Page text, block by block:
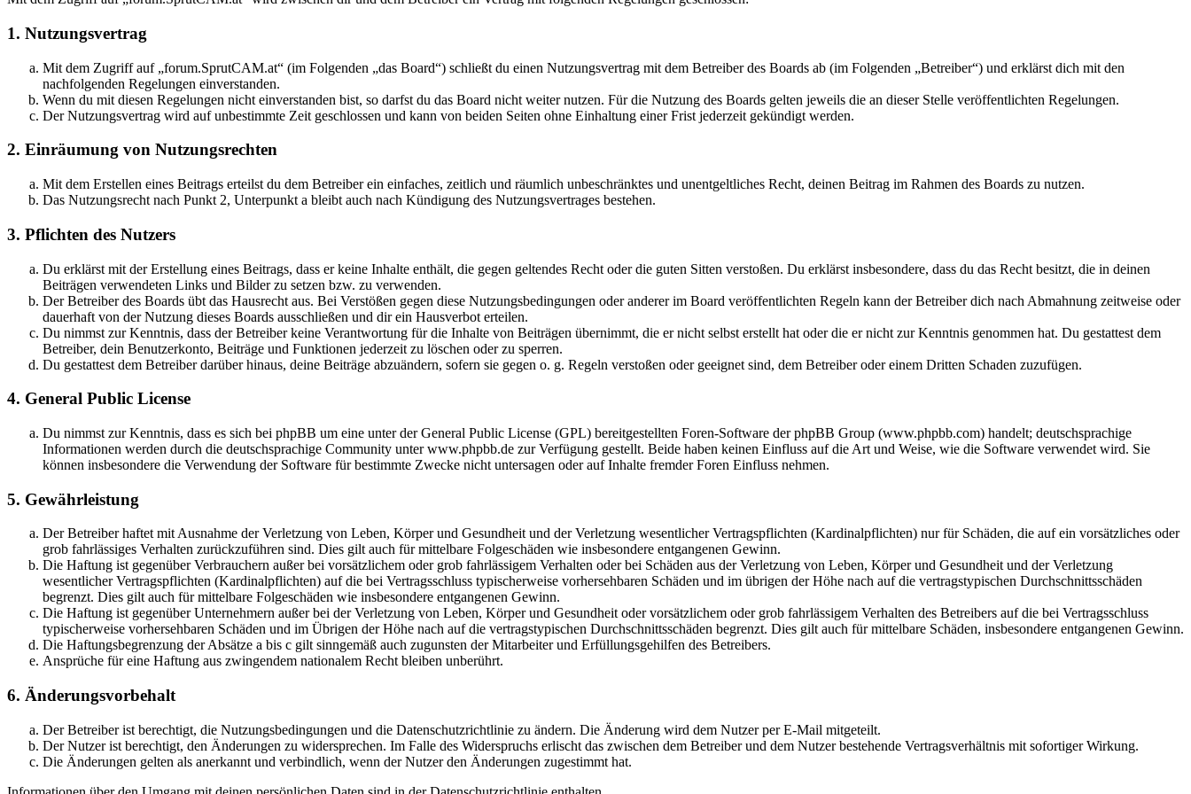
1. Nutzungsvertrag
Mit dem Zugriff auf „forum.SprutCAM.at“ (im Folgenden „das Board“) schließt du einen Nutzungsvertrag mit dem Betreiber des Boards ab (im Folgenden „Betreiber“) und erklärst dich mit den
nachfolgenden Regelungen einverstanden.
Wenn du mit diesen Regelungen nicht einverstanden bist, so darfst du das Board nicht weiter nutzen. Für die Nutzung des Boards gelten jeweils die an dieser Stelle veröffentlichten Regelungen.
Der Nutzungsvertrag wird auf unbestimmte Zeit geschlossen und kann von beiden Seiten ohne Einhaltung einer Frist jederzeit gekündigt werden.
2. Einräumung von Nutzungsrechten
Mit dem Erstellen eines Beitrags erteilst du dem Betreiber ein einfaches, zeitlich und räumlich unbeschränktes und unentgeltliches Recht, deinen Beitrag im Rahmen des Boards zu nutzen.
Das Nutzungsrecht nach Punkt 2, Unterpunkt a bleibt auch nach Kündigung des Nutzungsvertrages bestehen.
3. Pflichten des Nutzers
Du erklärst mit der Erstellung eines Beitrags, dass er keine Inhalte enthält, die gegen geltendes Recht oder die guten Sitten verstoßen. Du erklärst insbesondere, dass du das Recht besitzt, die in deinen
Beiträgen verwendeten Links und Bilder zu setzen bzw. zu verwenden.
Der Betreiber des Boards übt das Hausrecht aus. Bei Verstößen gegen diese Nutzungsbedingungen oder anderer im Board veröffentlichten Regeln kann der Betreiber dich nach Abmahnung zeitweise oder
dauerhaft von der Nutzung dieses Boards ausschließen und dir ein Hausverbot erteilen.
Du nimmst zur Kenntnis, dass der Betreiber keine Verantwortung für die Inhalte von Beiträgen übernimmt, die er nicht selbst erstellt hat oder die er nicht zur Kenntnis genommen hat. Du gestattest dem
Betreiber, dein Benutzerkonto, Beiträge und Funktionen jederzeit zu löschen oder zu sperren.
Du gestattest dem Betreiber darüber hinaus, deine Beiträge abzuändern, sofern sie gegen o. g. Regeln verstoßen oder geeignet sind, dem Betreiber oder einem Dritten Schaden zuzufügen.
4. General Public License
Du nimmst zur Kenntnis, dass es sich bei phpBB um eine unter der General Public License (GPL) bereitgestellten Foren-Software der phpBB Group (www.phpbb.com) handelt; deutschsprachige
Informationen werden durch die deutschsprachige Community unter www.phpbb.de zur Verfügung gestellt. Beide haben keinen Einfluss auf die Art und Weise, wie die Software verwendet wird. Sie
können insbesondere die Verwendung der Software für bestimmte Zwecke nicht untersagen oder auf Inhalte fremder Foren Einfluss nehmen.
5. Gewährleistung
Der Betreiber haftet mit Ausnahme der Verletzung von Leben, Körper und Gesundheit und der Verletzung wesentlicher Vertragspflichten (Kardinalpflichten) nur für Schäden, die auf ein vorsätzliches oder
grob fahrlässiges Verhalten zurückzuführen sind. Dies gilt auch für mittelbare Folgeschäden wie insbesondere entgangenen Gewinn.
Die Haftung ist gegenüber Verbrauchern außer bei vorsätzlichem oder grob fahrlässigem Verhalten oder bei Schäden aus der Verletzung von Leben, Körper und Gesundheit und der Verletzung
wesentlicher Vertragspflichten (Kardinalpflichten) auf die bei Vertragsschluss typischerweise vorhersehbaren Schäden und im übrigen der Höhe nach auf die vertragstypischen Durchschnittsschäden
begrenzt. Dies gilt auch für mittelbare Folgeschäden wie insbesondere entgangenen Gewinn.
Die Haftung ist gegenüber Unternehmern außer bei der Verletzung von Leben, Körper und Gesundheit oder vorsätzlichem oder grob fahrlässigem Verhalten des Betreibers auf die bei Vertragsschluss
typischerweise vorhersehbaren Schäden und im Übrigen der Höhe nach auf die vertragstypischen Durchschnittsschäden begrenzt. Dies gilt auch für mittelbare Schäden, insbesondere entgangenen Gewinn.
Die Haftungsbegrenzung der Absätze a bis c gilt sinngemäß auch zugunsten der Mitarbeiter und Erfüllungsgehilfen des Betreibers.
Ansprüche für eine Haftung aus zwingendem nationalem Recht bleiben unberührt.
6. Änderungsvorbehalt
Der Betreiber ist berechtigt, die Nutzungsbedingungen und die Datenschutzrichtlinie zu ändern. Die Änderung wird dem Nutzer per E-Mail mitgeteilt.
Der Nutzer ist berechtigt, den Änderungen zu widersprechen. Im Falle des Widerspruchs erlischt das zwischen dem Betreiber und dem Nutzer bestehende Vertragsverhältnis mit sofortiger Wirkung.
Die Änderungen gelten als anerkannt und verbindlich, wenn der Nutzer den Änderungen zugestimmt hat.